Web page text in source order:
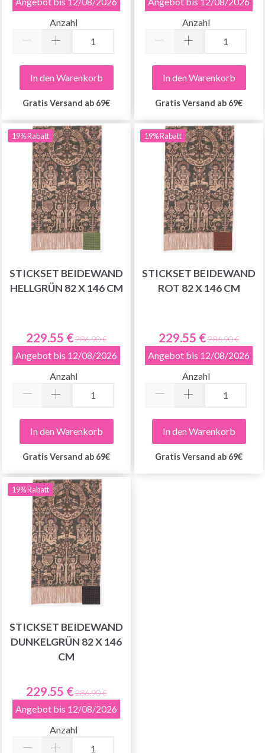
Anzahl
In den Warenkorb
Gratis Versand ab 69€
Anzahl
In den Warenkorb
Gratis Versand ab 69€
19% Rabatt
STICKSET BEIDEWAND
HELLGRÜN 82 X 146 CM
229.55 €286.90 €
Angebot bis 12/08/2026
Anzahl
In den Warenkorb
Gratis Versand ab 69€
19% Rabatt
STICKSET BEIDEWAND
ROT 82 X 146 CM
229.55 €286.90 €
Angebot bis 12/08/2026
Anzahl
In den Warenkorb
Gratis Versand ab 69€
19% Rabatt
STICKSET BEIDEWAND
DUNKELGRÜN 82 X 146
CM
229.55 €286.90 €
Angebot bis 12/08/2026
Anzahl